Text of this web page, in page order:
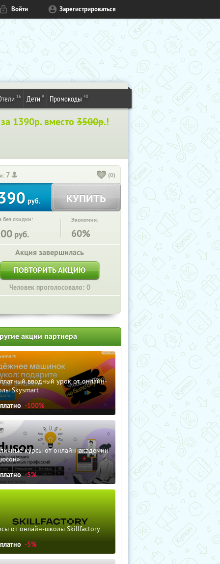
Войти Зарегистрироваться
16 Дети 9 Промокоды 48
за 1390р. вместо 3500р.!
7 (0)
руб. КУПИТЬ
без скидки:
руб.
Экономия:
60%
Акция завершилась
ПОВТОРИТЬ АКЦИЮ
Человек проголосовало: 0
акции партнера
вводный урок от онлайн-
Skysmart
-100%
курсы от онлайн-академии
-5%
от онлайн-школы Skillfactory
-5%